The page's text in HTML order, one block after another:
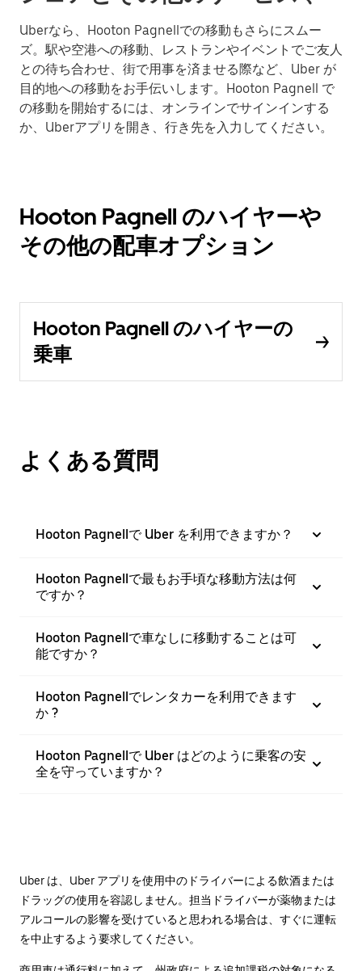
Uberなら、Hooton Pagnellでの移動もさらにスムー
ズ。駅や空港への移動、レストランやイベントでご友人
との待ち合わせ、街で用事を済ませる際など、Uber が
目的地への移動をお手伝いします。Hooton Pagnell で
の移動を開始するには、オンラインでサインインする
か、Uberアプリを開き、行き先を入力してください。
Hooton Pagnell のハイヤーや
その他の配車オプション
Hooton Pagnell のハイヤーの
乗車
よくある質問
Hooton Pagnellで Uber を利用できますか？
Hooton Pagnellで最もお手頃な移動方法は何
ですか？
Hooton Pagnellで車なしに移動することは可
能ですか？
Hooton Pagnellでレンタカーを利用できます
か ?
Hooton Pagnellで Uber はどのように乗客の安
全を守っていますか？
Uber は、Uber アプリを使用中のドライバーによる飲酒または
ドラッグの使用を容認しません。担当ドライバーが薬物または
アルコールの影響を受けていると思われる場合は、すぐに運転
を中止するよう要求してください。